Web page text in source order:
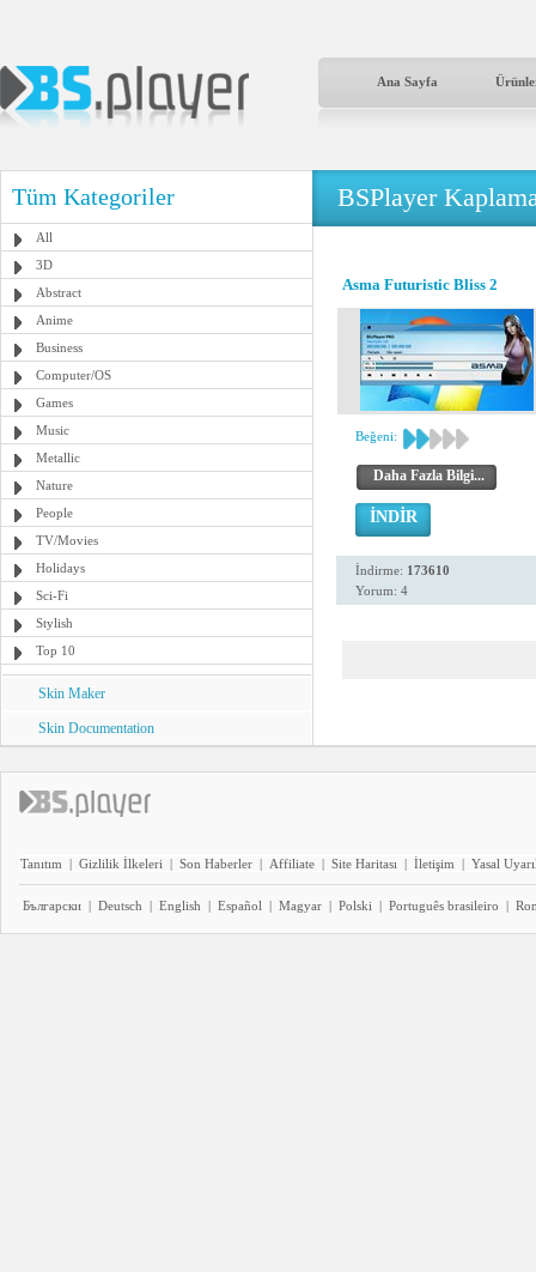
Ana Sayfa
Tüm Kategoriler
All
3D
Abstract
Anime
Business
Computer/OS
Games
Music
Metallic
Nature
People
TV/Movies
Holidays
Sci-Fi
Stylish
Top 10
Skin Maker
Skin Documentation
BSPlayer
Asma Futuristic Bliss 2
Beğeni:
Daha Fazla Bilgi...
İNDİR
İndirme: 173610
Yorum: 4
Tanıtım | Gizlilik İlkeleri | Son Haberler | Affiliate | Site Haritası | İletişim | Yasal
Български | Deutsch | English | Español | Magyar | Polski | Português brasileiro |